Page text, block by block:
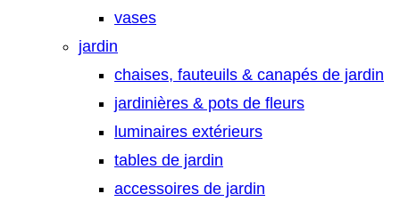
vases
jardin
chaises, fauteuils & canapés de jardin
jardinières & pots de fleurs
luminaires extérieurs
tables de jardin
accessoires de jardin